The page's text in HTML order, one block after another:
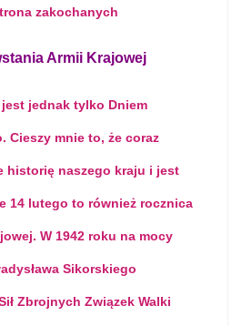
zakochanych
Armii Krajowej
jednak tylko Dniem
Cieszy mnie to, że coraz
historię naszego kraju i jest
14 lutego to również rocznica
W 1942 roku na mocy
Sikorskiego
Zbrojnych Związek Walki